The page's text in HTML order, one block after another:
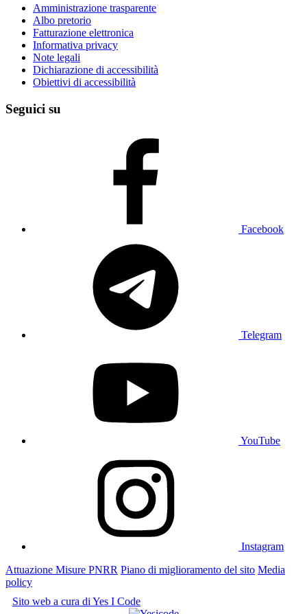
Amministrazione trasparente
Albo pretorio
Fatturazione elettronica
Informativa privacy
Note legali
Dichiarazione di accessibilità
Obiettivi di accessibilità
Seguici su
Facebook
Telegram
YouTube
Instagram
Attuazione Misure PNRR Piano di miglioramento del sito Media
policy
Sito web a cura di Yes I Code